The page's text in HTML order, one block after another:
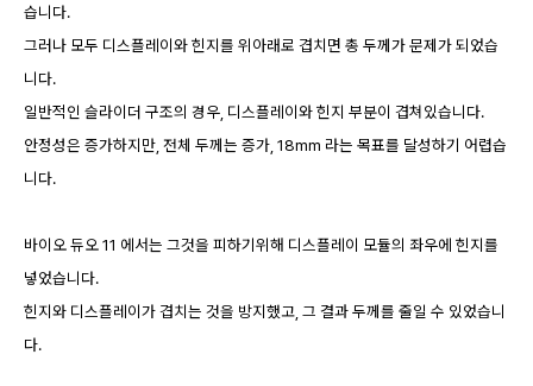
습니다.
그러나 모두 디스플레이와 힌지를 위아래로 겹치면 총 두께가 문제가 되었습
니다.
일반적인 슬라이더 구조의 경우, 디스플레이와 힌지 부분이 겹쳐있습니다.
안정성은 증가하지만, 전체 두께는 증가, 18mm 라는 목표를 달성하기 어렵습
니다.
바이오 듀오 11 에서는 그것을 피하기위해 디스플레이 모듈의 좌우에 힌지를
넣었습니다.
힌지와 디스플레이가 겹치는 것을 방지했고, 그 결과 두께를 줄일 수 있었습니
다.